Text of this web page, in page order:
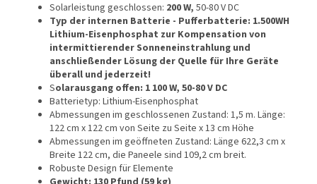
Solarleistung geschlossen: 200 W, 50-80 V DC
Typ der internen Batterie - Pufferbatterie: 1.500WH
Lithium-Eisenphosphat zur Kompensation von
intermittierender Sonneneinstrahlung und
anschließender Lösung der Quelle für Ihre Geräte
überall und jederzeit!
Solarausgang offen: 1 100 W, 50-80 V DC
Batterietyp: Lithium-Eisenphosphat
Abmessungen im geschlossenen Zustand: 1,5 m. Länge:
122 cm x 122 cm von Seite zu Seite x 13 cm Höhe
Abmessungen im geöffneten Zustand: Länge 622,3 cm x
Breite 122 cm, die Paneele sind 109,2 cm breit.
Robuste Design für Elemente